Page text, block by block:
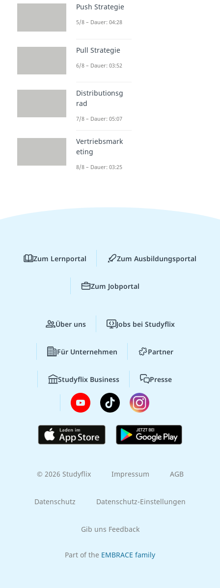
Push Strategie
5/8 – Dauer: 04:28
Pull Strategie
6/8 – Dauer: 03:52
Distributionsg
rad
7/8 – Dauer: 05:07
Vertriebsmark
eting
8/8 – Dauer: 03:25
Zum Lernportal Zum Ausbildungsportal
Zum Jobportal
Über uns Jobs bei Studyflix
Für Unternehmen Partner
Studyflix Business Presse
© 2026 Studyflix Impressum AGB
Datenschutz Datenschutz-Einstellungen
Gib uns Feedback
Part of the EMBRACE family